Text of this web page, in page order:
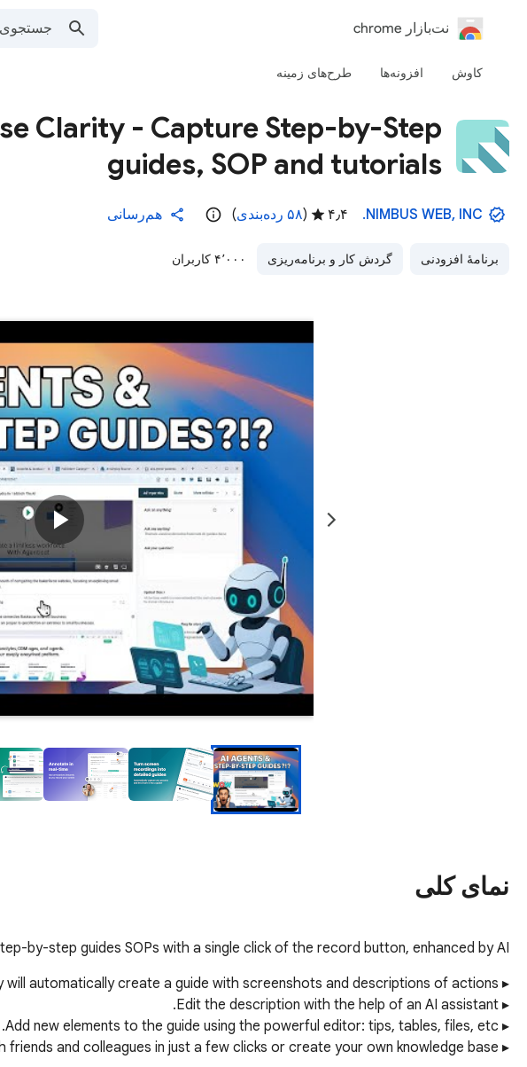
‏نت‌بازار chrome
کاوش افزونه‌ها طرح‌های زمینه
Clarity - Capture Step-by-Step
guides, SOP and tutorials
NIMBUS WEB, INC. ۴٫۴ (۵۸ رده‌بندی ) هم‌رسانی
برنامهٔ افزودنی گردش کار و برنامه‌ریزی ۴٬۰۰۰ کاربران
نمای کلی
by-step guides SOPs with a single click of the record button, enhanced by AI.
▸ Share guides with friends and colleagues in just a few clicks or create your own knowledge base.